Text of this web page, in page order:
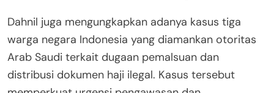
Dahnil juga mengungkapkan adanya kasus tiga
warga negara Indonesia yang diamankan otoritas
Arab Saudi terkait dugaan pemalsuan dan
distribusi dokumen haji ilegal. Kasus tersebut